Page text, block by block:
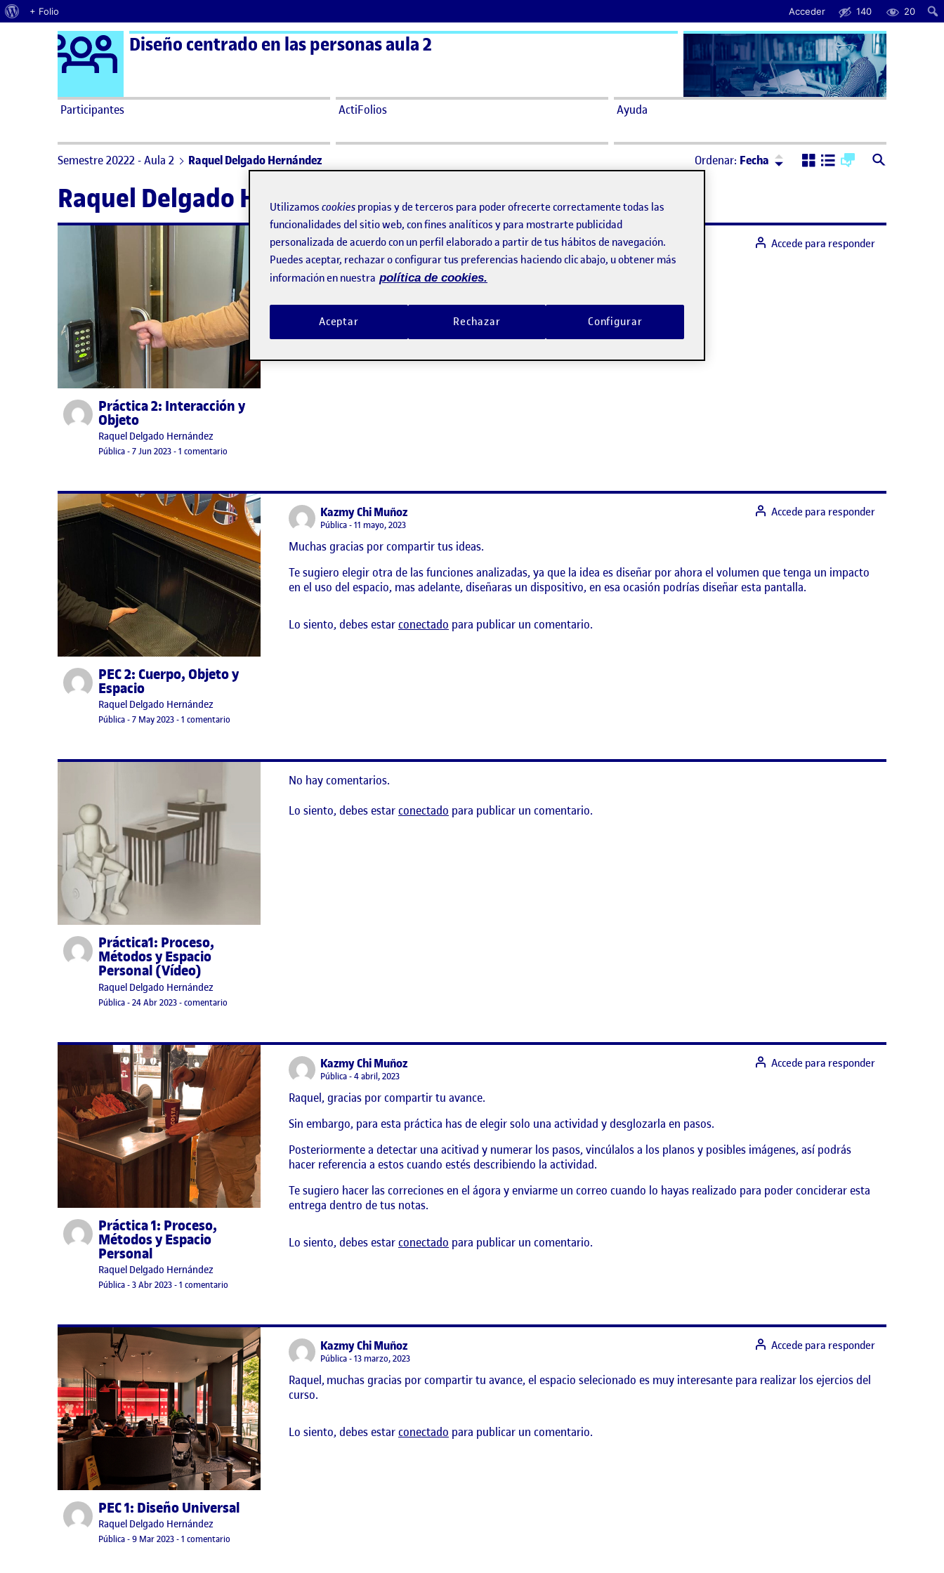
Acerca de WordPress
+ Folio Acceder 140 20
Saltar al contenido Logo Ágora
Diseño centrado en las personas aula 2
Participantes ActiFolios Ayuda
Semestre 20222 - Aula 2 Raquel Delgado Hernández Ordenar: Fecha Ordenar:Descendente
Raquel Delgado Hernández
Publicado porPráctica 2: Interacción y
Objeto
Publicado por
Raquel Delgado Hernández
Visibilidad:
Pública-Fecha de publicación
7 Jun 20237 junio, 2023 11:52 pm
-1 comentario
Kazmy Chi Muñozsays:
Visibilidad:
Pública 9 junio, 2023
Raquel, excelente opción.
Accede para responder
Lo siento, debes estar para publicar un comentario.
Publicado porPEC 2: Cuerpo, Objeto y
Espacio
Publicado por
Raquel Delgado Hernández
Visibilidad:
Pública-Fecha de publicación
7 May 2023-1 comentario
Kazmy Chi Muñozsays:
Visibilidad:
Pública 11 mayo, 2023
Muchas gracias por compartir tus ideas.
Te sugiero elegir otra de las funciones analizadas, ya que la idea es diseñar por ahora el volumen que tenga un impacto
en el uso del espacio, mas adelante, diseñaras un dispositivo, en esa ocasión podrías diseñar esta pantalla.
Accede para responder
Lo siento, debes estarconectado para publicar un comentario.
Publicado porPráctica1: Proceso,
Métodos y Espacio
Personal (Vídeo)
Publicado por
Raquel Delgado Hernández
Visibilidad:
Pública-Fecha de publicación
24 Abr 202324 abril, 2023 10:59 pm
-comentario
No hay comentarios.
Lo siento, debes estarconectado para publicar un comentario.
Publicado porPráctica 1: Proceso,
Métodos y Espacio
Personal
Publicado por
Raquel Delgado Hernández
Visibilidad:
Pública-Fecha de publicación
3 Abr 202314 abril, 2023 9:54 pm
-1 comentario
Kazmy Chi Muñozsays:
Visibilidad:
Pública 4 abril, 2023
Raquel, gracias por compartir tu avance.
Sin embargo, para esta práctica has de elegir solo una actividad y desglozarla en pasos.
Posteriormente a detectar una acitivad y numerar los pasos, vincúlalos a los planos y posibles imágenes, así podrás
hacer referencia a estos cuando estés describiendo la actividad.
Te sugiero hacer las correciones en el ágora y enviarme un correo cuando lo hayas realizado para poder conciderar esta
entrega dentro de tus notas.
Accede para responder
Lo siento, debes estarconectado para publicar un comentario.
Publicado porPEC 1: Diseño Universal
Publicado por
Raquel Delgado Hernández
Visibilidad:
Pública-Fecha de publicación
9 Mar 202310 marzo, 2023 1:06 am
-1 comentario
Kazmy Chi Muñozsays:
Visibilidad:
Pública 13 marzo, 2023
Raquel, muchas gracias por compartir tu avance, el espacio selecionado es muy interesante para realizar los ejercios del
curso.
Accede para responder
Lo siento, debes estarconectado para publicar un comentario.
Utilizamos cookies propias y de terceros para poder ofrecerte correctamente todas las
funcionalidades del sitio web, con fines analíticos y para mostrarte publicidad
personalizada de acuerdo con un perfil elaborado a partir de tus hábitos de navegación.
Puedes aceptar, rechazar o configurar tus preferencias haciendo clic abajo, u obtener más
información en nuestra política de cookies.
Rechazar
Aceptar Configurar